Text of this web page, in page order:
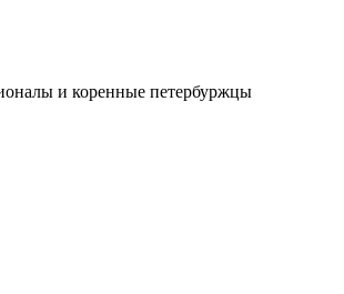
и коренные петербуржцы